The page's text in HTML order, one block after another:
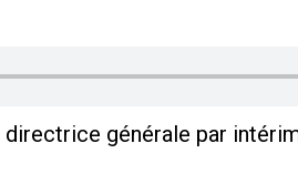
directrice générale par